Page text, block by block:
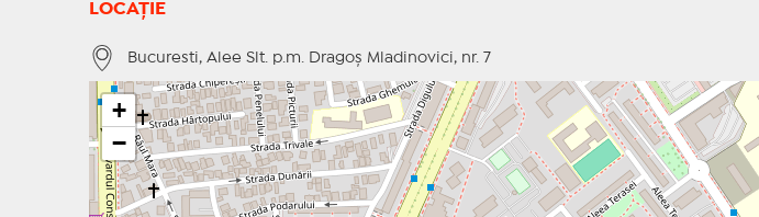
LOCAȚIE
Bucuresti, Alee Slt. p.m. Dragoş Mladinovici, nr. 7
+
−